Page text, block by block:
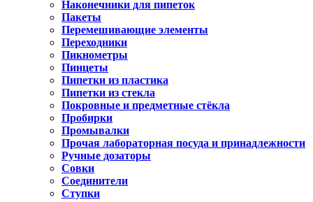
Наконечники для пипеток
Пакеты
Перемешивающие элементы
Переходники
Пикнометры
Пинцеты
Пипетки из пластика
Пипетки из стекла
Покровные и предметные стёкла
Пробирки
Промывалки
Прочая лабораторная посуда и принадлежности
Ручные дозаторы
Совки
Соединители
Ступки